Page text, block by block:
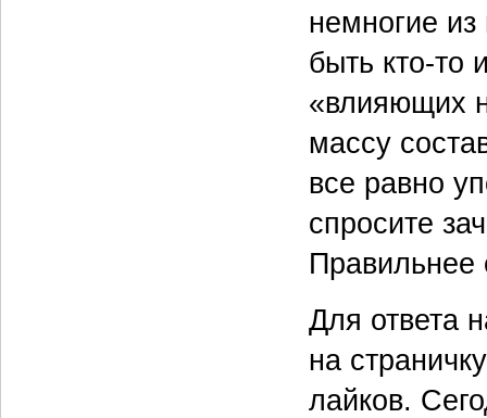
немногие
быть кто-то
«влияющих
массу
все равно
спросите
Правильнее
Для ответа
на
лайков.